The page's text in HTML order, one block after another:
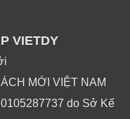
VIETDY
MỚI VIỆT NAM
do Sở Kế